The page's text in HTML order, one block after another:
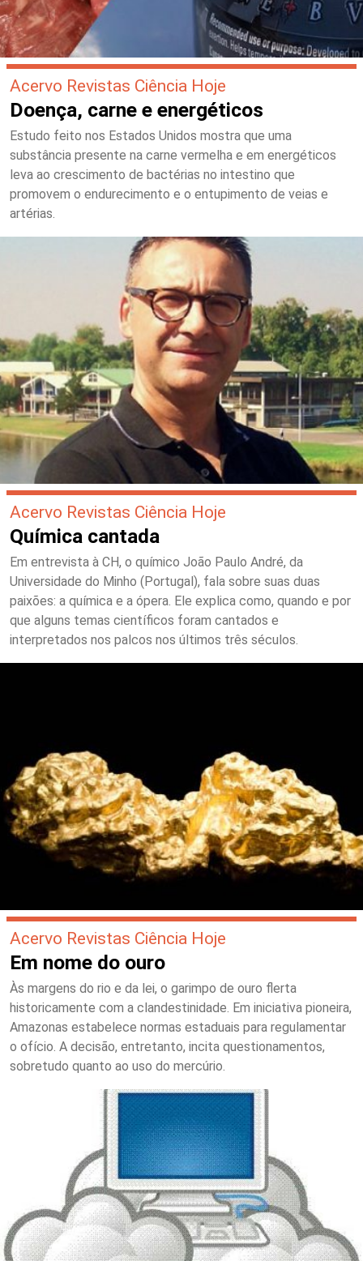
Acervo Revistas Ciência Hoje
Doença, carne e energéticos
Estudo feito nos Estados Unidos mostra que uma
substância presente na carne vermelha e em energéticos
leva ao crescimento de bactérias no intestino que
promovem o endurecimento e o entupimento de veias e
artérias.
Acervo Revistas Ciência Hoje
Química cantada
Em entrevista à CH, o químico João Paulo André, da
Universidade do Minho (Portugal), fala sobre suas duas
paixões: a química e a ópera. Ele explica como, quando e por
que alguns temas científicos foram cantados e
interpretados nos palcos nos últimos três séculos.
Acervo Revistas Ciência Hoje
Em nome do ouro
Às margens do rio e da lei, o garimpo de ouro flerta
historicamente com a clandestinidade. Em iniciativa pioneira,
Amazonas estabelece normas estaduais para regulamentar
o ofício. A decisão, entretanto, incita questionamentos,
sobretudo quanto ao uso do mercúrio.